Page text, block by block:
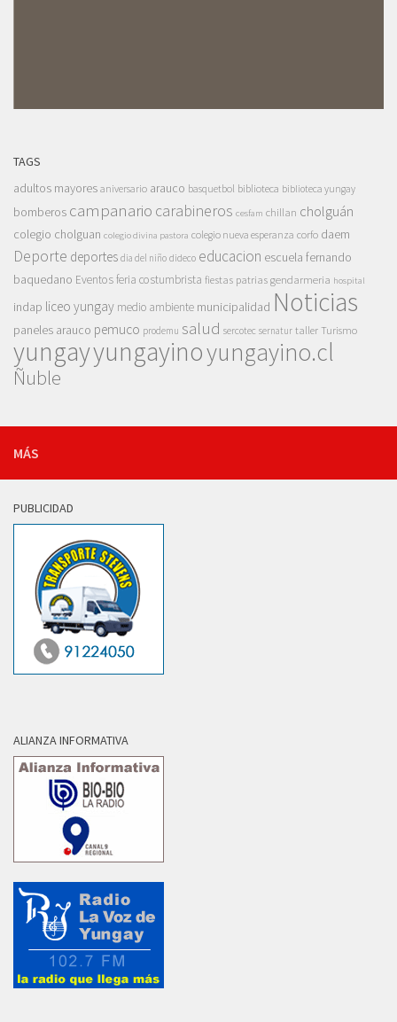
TAGS
adultos mayores aniversario arauco basquetbol biblioteca biblioteca yungay
bomberos campanario carabineros cesfam chillan cholguán
colegio cholguan colegio divina pastora colegio nueva esperanza corfo daem
Deporte deportes dia del niño dideco educacion escuela fernando
baquedano Eventosferia costumbrista fiestas patrias gendarmeria hospital
indap liceo yungay medio ambiente municipalidad Noticias
paneles arauco pemuco prodemu salud sercotec sernatur taller Turismo
yungayyungayinoyungayino.cl
Ñuble
MÁS
PUBLICIDAD
ALIANZA INFORMATIVA